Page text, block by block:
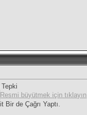
Resmi büyütmek için tıklayın
Bir de Çağrı Yaptı.